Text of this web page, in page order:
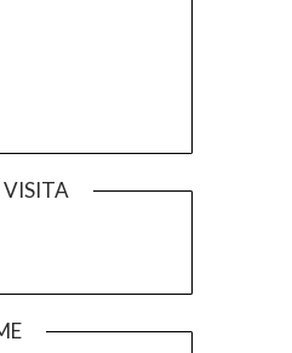
VISITA